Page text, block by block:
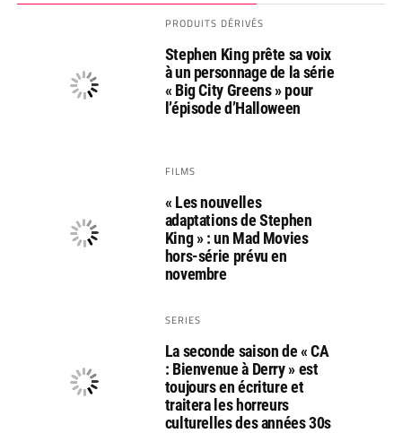
PRODUITS DÉRIVÉS
Stephen King prête sa voix
à un personnage de la série
« Big City Greens » pour
l’épisode d’Halloween
FILMS
« Les nouvelles
adaptations de Stephen
King » : un Mad Movies
hors-série prévu en
novembre
SERIES
La seconde saison de « CA
: Bienvenue à Derry » est
toujours en écriture et
traitera les horreurs
culturelles des années 30s